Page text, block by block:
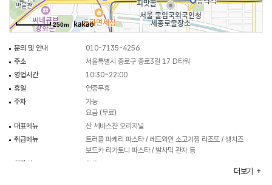
250m
문의 및 안내
010-7135-4256
주소
서울특별시 종로구 종로3길 17 D타워
영업시간
10:30~22:00
휴일
연중무휴
주차
가능
요금 (무료)
대표메뉴
산 세바스챤 오리지널
취급메뉴
트러플 파케리 파스타 / 레드와인 소고기찜 리조또 / 생치즈
보드카 리가토니 파스타 / 발사믹 관자 등
화장실
있음
더보기